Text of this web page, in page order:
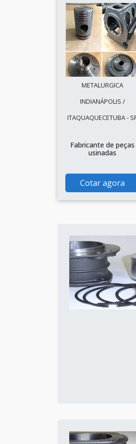
METALURGICA
INDIANÁPOLIS /
ITAQUAQUECETUBA -
Fabricante de peças
usinadas
Cotar agora